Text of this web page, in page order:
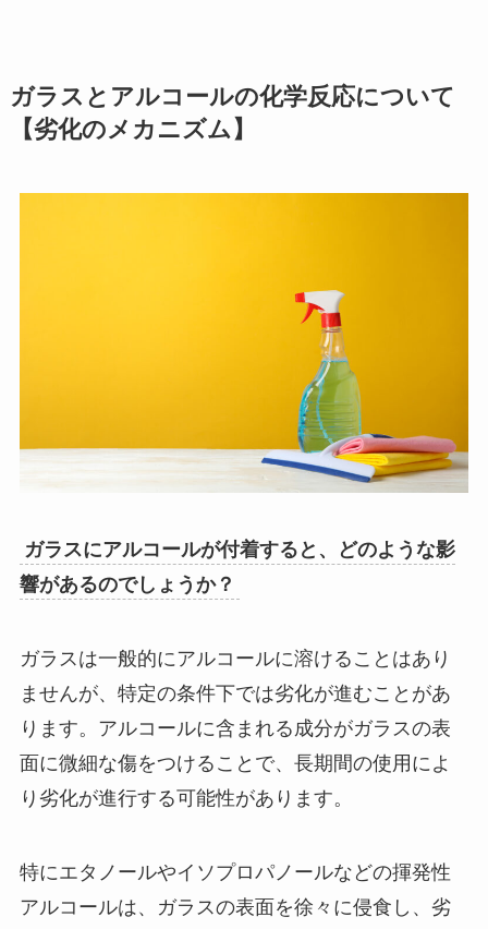
ガラスとアルコールの化学反応について
【劣化のメカニズム】
ガラスにアルコールが付着すると、どのような影
響があるのでしょうか？
ガラスは一般的にアルコールに溶けることはあり
ませんが、特定の条件下では劣化が進むことがあ
ります。アルコールに含まれる成分がガラスの表
面に微細な傷をつけることで、長期間の使用によ
り劣化が進行する可能性があります。
特にエタノールやイソプロパノールなどの揮発性
アルコールは、ガラスの表面を徐々に侵食し、劣